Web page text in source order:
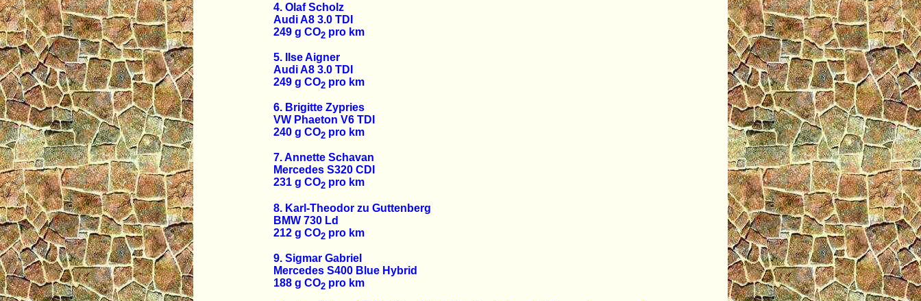
4. Olaf Scholz
Audi A8 3.0 TDI
249 g CO2 pro km
5. Ilse Aigner
Audi A8 3.0 TDI
249 g CO2 pro km
6. Brigitte Zypries
VW Phaeton V6 TDI
240 g CO2 pro km
7. Annette Schavan
Mercedes S320 CDI
231 g CO2 pro km
8. Karl-Theodor zu Guttenberg
BMW 730 Ld
212 g CO2 pro km
9. Sigmar Gabriel
Mercedes S400 Blue Hybrid
188 g CO2 pro km